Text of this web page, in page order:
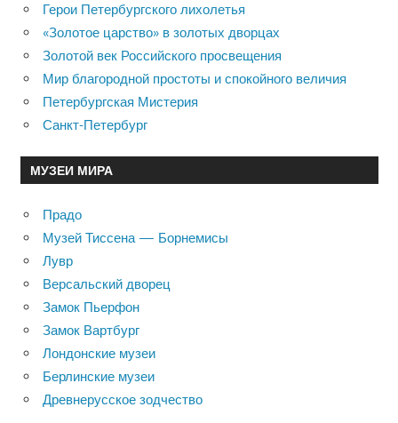
Герои Петербургского лихолетья
«Золотое царство» в золотых дворцах
Золотой век Российского просвещения
Мир благородной простоты и спокойного величия
Петербургская Мистерия
Санкт-Петербург
МУЗЕИ МИРА
Прадо
Музей Тиссена — Борнемисы
Лувр
Версальский дворец
Замок Пьерфон
Замок Вартбург
Лондонские музеи
Берлинские музеи
Древнерусское зодчество